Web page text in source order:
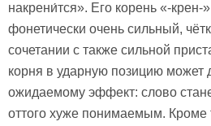
накрени́тся». Его корень «-крен-
фонетически очень сильный,
сочетании с также сильной
корня в ударную позицию может
ожидаемому эффект: слово
оттого хуже понимаемым. Кроме